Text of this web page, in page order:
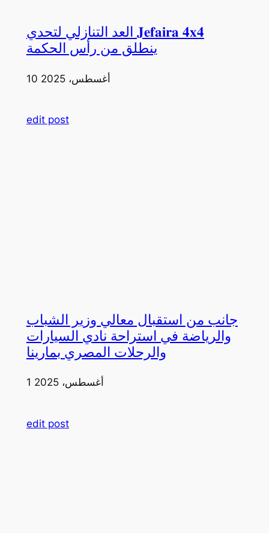
العد التنازلي لتحدي 𝐉𝐞𝐟𝐚𝐢𝐫𝐚 𝟒𝐱𝟒
ينطلق من رأس الحكمة
10 أغسطس، 2025
edit post
جانب من استقبال معالي وزير الشباب
والرياضة في استراحة نادي السيارات
والرحلات المصري بمارينا
1 أغسطس، 2025
edit post